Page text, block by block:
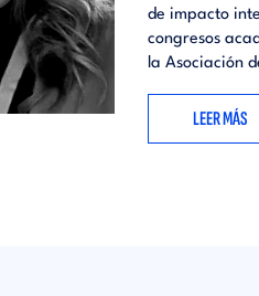
de impacto
congresos
la Asociación
LEER MÁS